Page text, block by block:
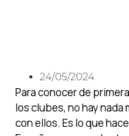
24/05/2024
Para conocer de
los clubes, no hay
con ellos. Es lo que